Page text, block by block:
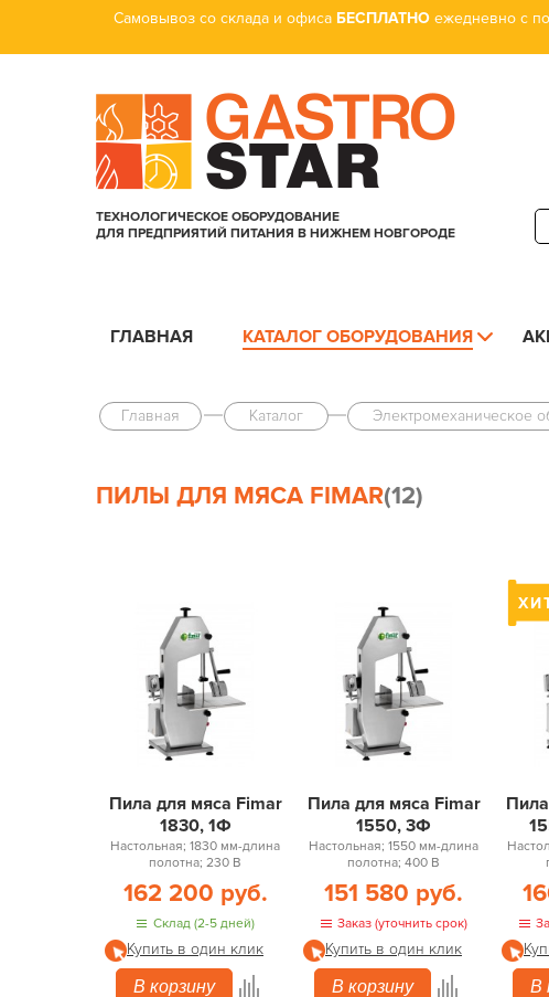
Самовывоз со склада и офиса БЕСПЛАТНО ежедневно с
ТЕХНОЛОГИЧЕСКОЕ ОБОРУДОВАНИЕ
ДЛЯ ПРЕДПРИЯТИЙ ПИТАНИЯ В НИЖНЕМ НОВГОРОДЕ
ГЛАВНАЯ КАТАЛОГ ОБОРУДОВАНИЯ
Главная Каталог Электро­механическое
ПИЛЫ ДЛЯ МЯСА FIMAR(12)
Пила для мяса Fimar
1830, 1Ф
Настольная; 1830 мм-длина
полотна; 230 В
162 200 руб.
Склад (2-5 дней)
Купить в один клик
В корзину
Пила для мяса Fimar
1550, 3Ф
Настольная; 1550 мм-длина
полотна; 400 В
151 580 руб.
Заказ (уточнить срок)
Купить в один клик
В корзину
В